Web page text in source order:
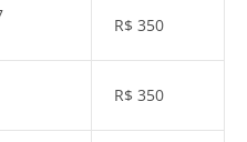
R$ 350
R$ 350